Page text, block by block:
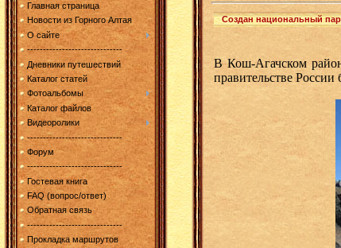
Главная страница
Новости из Горного Алтая
О сайте
------------------------------
Дневники путешествий
Каталог статей
Фотоальбомы
Каталог файлов
Видеоролики
------------------------------
Форум
------------------------------
Гостевая книга
FAQ (вопрос/ответ)
Обратная связь
------------------------------
Прокладка маршрутов
Создан национальный
В Кош-Агачском
правительстве